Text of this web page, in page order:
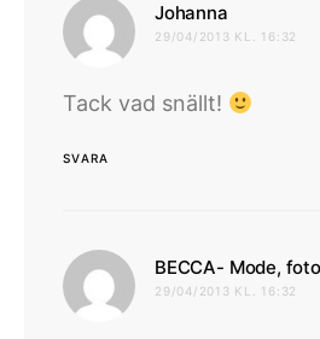
Johanna
29/04/2013 KL. 16:32
Tack vad snällt!
SVARA
BECCA- Mode,
29/04/2013 KL. 16:32